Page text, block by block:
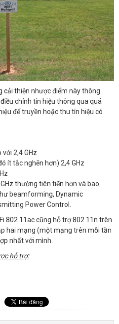
cải thiện nhược điểm này thông
chỉnh tín hiệu thông qua quá
để truyền hoặc thu tín hiệu có
2,4 GHz
ít tắc nghẽn hơn) 2,4 GHz
thường tiên tiến hơn và bao
beamforming, Dynamic
Power Control.
802.11ac cũng hỗ trợ 802.11n trên
hai mạng (một mạng trên mỗi tần
nhất với mình.
hỗ trợ: